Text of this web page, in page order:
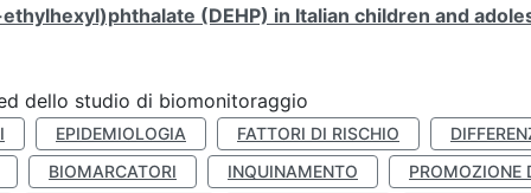
(DEHP) in Italian children and
dello studio di biomonitoraggio
EPIDEMIOLOGIA FATTORI DI RISCHIO
BIOMARCATORI INQUINAMENTO PROMOZIONE